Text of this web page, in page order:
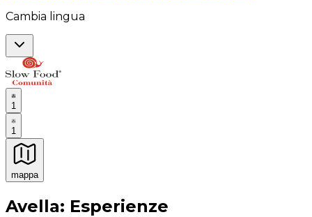
Cambia lingua
1
1
mappa
Esperienze culinarie indimenticabili: Esperienze
Avella: Esperienze